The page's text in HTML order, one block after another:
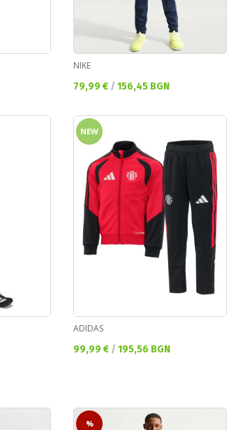
NIKE
Текуща цена:
79,99 € / 156,45 BGN
NEW
ADIDAS
Текуща цена:
99,99 € / 195,56 BGN
%